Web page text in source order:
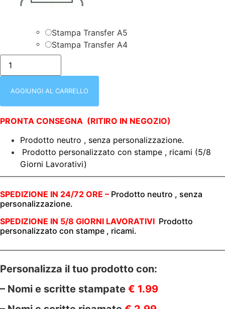
Stampa Transfer A5
Stampa Transfer A4
PRONTA
CONSEGNA
|
Pettorina
|
tasca
GR/M2
60X87
cm
quantità
AGGIUNGI AL CARRELLO
PRONTA CONSEGNA (RITIRO IN NEGOZIO)
Prodotto neutro , senza personalizzazione.
Prodotto personalizzato con stampe , ricami (5/8
Giorni Lavorativi)
SPEDIZIONE IN 24/72 ORE – Prodotto neutro , senza
personalizzazione.
SPEDIZIONE IN 5/8 GIORNI LAVORATIVI Prodotto
personalizzato con stampe , ricami.
Personalizza il tuo prodotto con:
– Nomi e scritte stampate € 1.99